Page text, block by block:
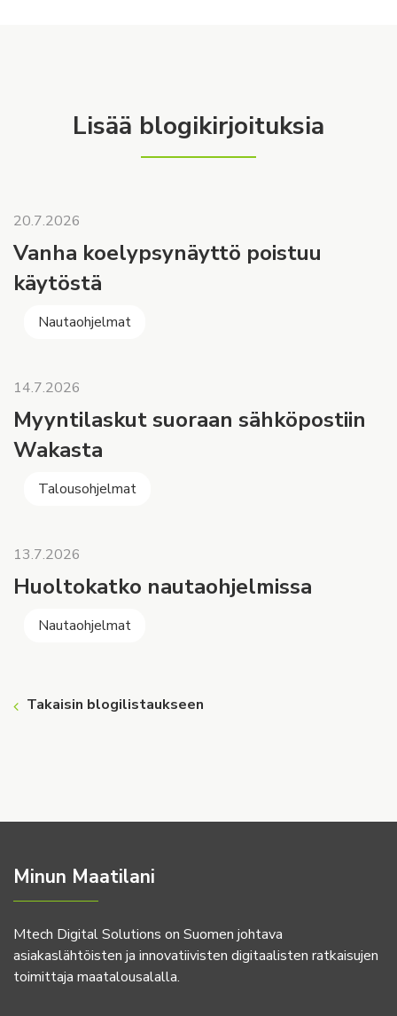
Lisää blogikirjoituksia
20.7.2026
Vanha koelypsynäyttö poistuu
käytöstä
Nautaohjelmat
14.7.2026
Myyntilaskut suoraan sähköpostiin
Wakasta
Talousohjelmat
13.7.2026
Huoltokatko nautaohjelmissa
Nautaohjelmat
Takaisin blogilistaukseen
Minun Maatilani
Mtech Digital Solutions on Suomen johtava
asiakaslähtöisten ja innovatiivisten digitaalisten ratkaisujen
toimittaja maatalousalalla.